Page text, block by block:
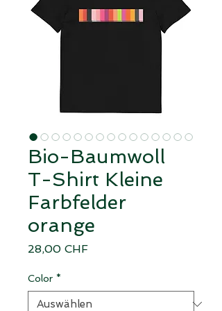
Bio-Baumwoll
T-Shirt Kleine
Farbfelder
orange
28,00 CHFPreis
Color *